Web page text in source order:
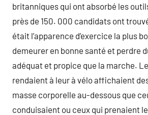
britanniques qui ont absorbé les
près de 150. 000 candidats ont
était l’apparence d’exercice la plus
demeurer en bonne santé et perdre
adéquat et propice que la marche.
rendaient à leur à vélo affichaient
masse corporelle au-dessous que
conduisaient ou ceux qui prenaient